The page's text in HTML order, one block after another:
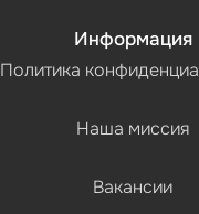
Информация
Политика
Наша миссия
Вакансии